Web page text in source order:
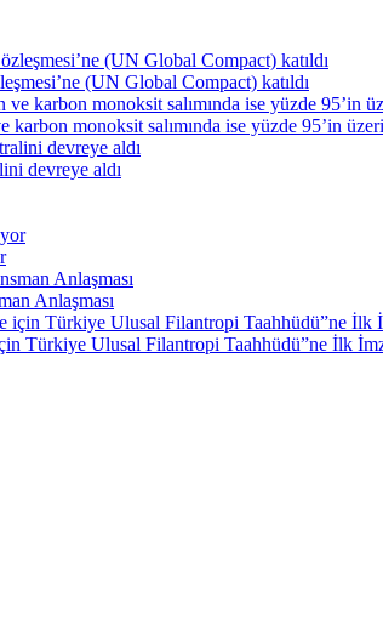
(UN Global Compact) katıldı
monoksit salımında ise yüzde 95’in
devreye aldı
Anlaşması
Türkiye Ulusal Filantropi Taahhüdü”ne İlk